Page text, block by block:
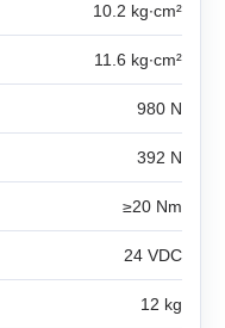
10.2 kg∙cm²
11.6 kg∙cm²
980 N
392 N
≥20 Nm
24 VDC
12 kg